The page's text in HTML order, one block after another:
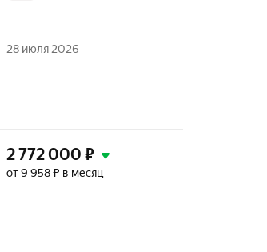
28 июля 2026
2 772 000 ₽
от 9 958 ₽ в месяц